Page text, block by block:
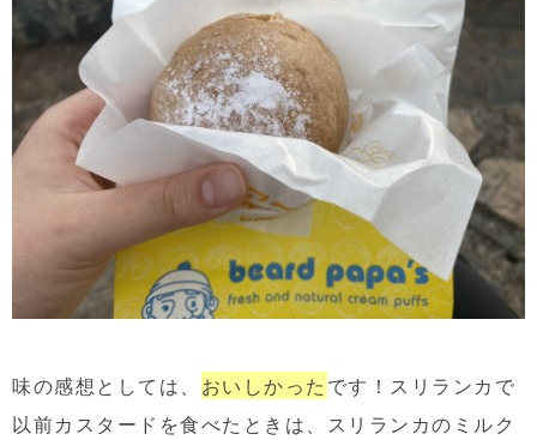
味の感想としては、 おいしかった です！スリランカで
以前カスタードを食べたときは、スリランカのミルク